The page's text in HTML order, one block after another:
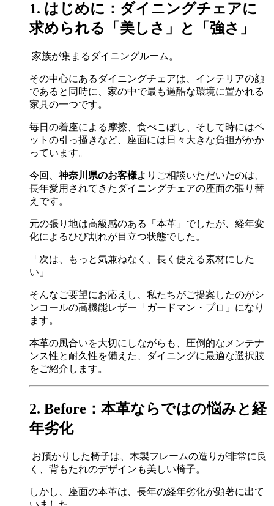
1. はじめに：ダイニングチェアに
求められる「美しさ」と「強さ」
家族が集まるダイニングルーム。
その中心にあるダイニングチェアは、インテリアの顔
であると同時に、家の中で最も過酷な環境に置かれる
家具の一つです。
毎日の着座による摩擦、食べこぼし、そして時にはペ
ットの引っ掻きなど、座面には日々大きな負担がかか
っています。
今回、神奈川県のお客様よりご相談いただいたのは、
長年愛用されてきたダイニングチェアの座面の張り替
えです。
元の張り地は高級感のある「本革」でしたが、経年変
化によるひび割れが目立つ状態でした。
「次は、もっと気兼ねなく、長く使える素材にした
い」
そんなご要望にお応えし、私たちがご提案したのがシ
ンコールの高機能レザー「ガードマン・プロ」になり
ます。
本革の風合いを大切にしながらも、圧倒的なメンテナ
ンス性と耐久性を備えた、ダイニングに最適な選択肢
をご紹介します。
2. Before：本革ならではの悩みと経
年劣化
お預かりした椅子は、木製フレームの造りが非常に良
く、背もたれのデザインも美しい椅子。
しかし、座面の本革は、長年の経年劣化が顕著に出て